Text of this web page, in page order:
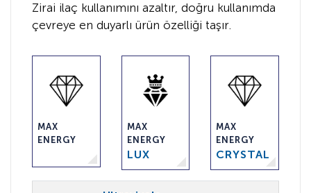
Zirai ilaç kullanımını azaltır, doğru kullanımda
çevreye en duyarlı ürün özelliği taşır.
MAX
ENERGY
MAX
ENERGY
LUX
MAX
ENERGY
CRYSTAL